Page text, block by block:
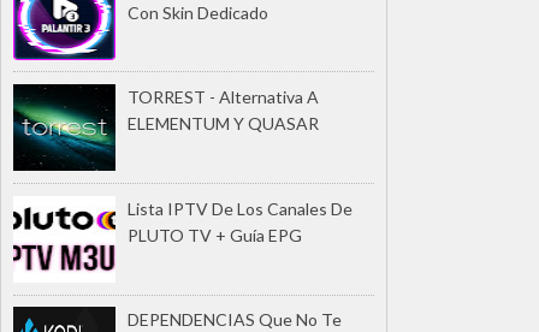
Con Skin Dedicado
TORREST - Alternativa A
ELEMENTUM Y QUASAR
Lista IPTV De Los Canales De
PLUTO TV + Guía EPG
DEPENDENCIAS Que No Te